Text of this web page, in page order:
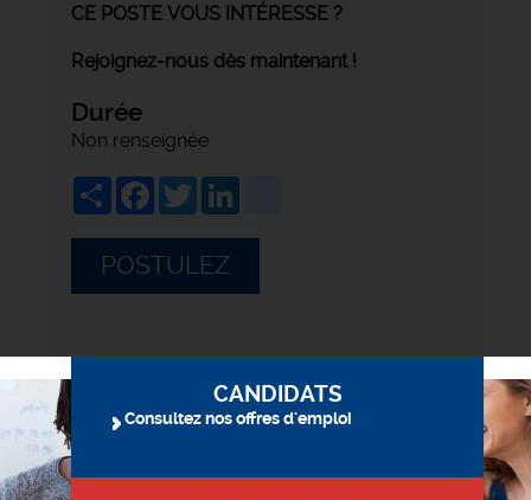
CE POSTE VOUS INTÉRESSE ?
Rejoignez-nous dès maintenant !
Durée
Non renseignée
ShareFacebook
Twitter
POSTULEZ
CANDIDATS
Consultez nos offres d'emploi